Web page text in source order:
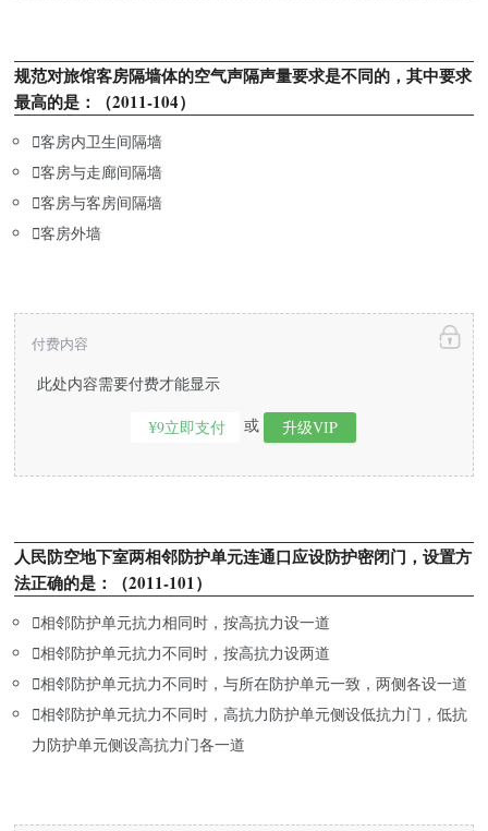
规范对旅馆客房隔墙体的空气声隔声量要求是不同的，其中要求
最高的是：（2011-104）
客房内卫生间隔墙
客房与走廊间隔墙
客房与客房间隔墙
客房外墙
此处内容需要付费才能显示
¥9立即支付 或 升级VIP
付费内容
人民防空地下室两相邻防护单元连通口应设防护密闭门，设置方
法正确的是：（2011-101）
相邻防护单元抗力相同时，按高抗力设一道
相邻防护单元抗力不同时，按高抗力设两道
相邻防护单元抗力不同时，与所在防护单元一致，两侧各设一道
相邻防护单元抗力不同时，高抗力防护单元侧设低抗力门，低抗
力防护单元侧设高抗力门各一道